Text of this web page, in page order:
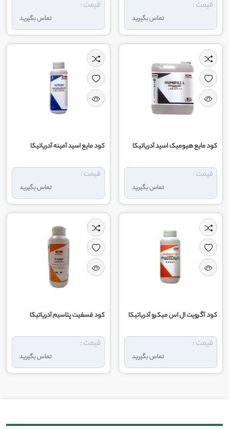
تماس بگیرید
قیمت :
تماس بگیرید
قیمت :
کود مایع هیومیک اسید آدریاتیکا
تماس بگیرید
قیمت :
کود مایع اسید آمینه آدریاتیکا
تماس بگیرید
قیمت :
کود آگرویت ال اس میکرو آدریاتیکا
تماس بگیرید
قیمت :
کود فسفیت پتاسیم آدریاتیکا
تماس بگیرید
قیمت :